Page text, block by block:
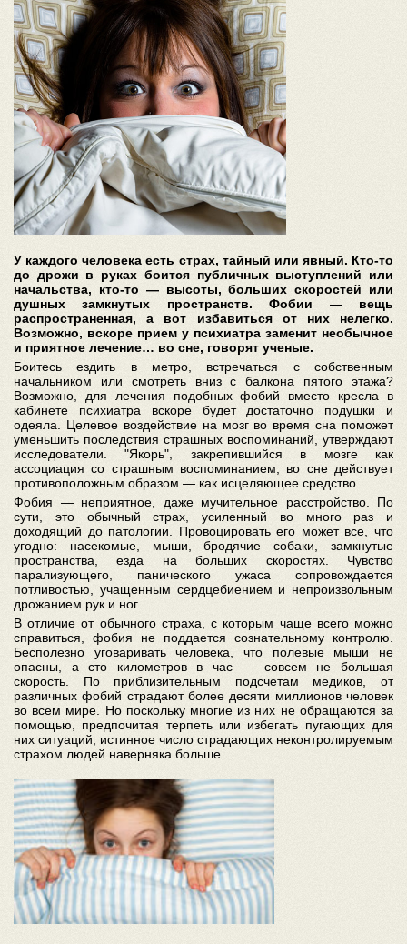
У каждого человека есть страх, тайный или явный. Кто-то
до дрожи в руках боится публичных выступлений или
начальства, кто-то — высоты, больших скоростей или
душных замкнутых пространств. Фобии — вещь
распространенная, а вот избавиться от них нелегко.
Возможно, вскоре прием у психиатра заменит необычное
и приятное лечение… во сне, говорят ученые.
Боитесь ездить в метро, встречаться с собственным
начальником или смотреть вниз с балкона пятого этажа?
Возможно, для лечения подобных фобий вместо кресла в
кабинете психиатра вскоре будет достаточно подушки и
одеяла. Целевое воздействие на мозг во время сна поможет
уменьшить последствия страшных воспоминаний, утверждают
исследователи. "Якорь", закрепившийся в мозге как
ассоциация со страшным воспоминанием, во сне действует
противоположным образом — как исцеляющее средство.
Фобия — неприятное, даже мучительное расстройство. По
сути, это обычный страх, усиленный во много раз и
доходящий до патологии. Провоцировать его может все, что
угодно: насекомые, мыши, бродячие собаки, замкнутые
пространства, езда на больших скоростях. Чувство
парализующего, панического ужаса сопровождается
потливостью, учащенным сердцебиением и непроизвольным
дрожанием рук и ног.
В отличие от обычного страха, с которым чаще всего можно
справиться, фобия не поддается сознательному контролю.
Бесполезно уговаривать человека, что полевые мыши не
опасны, а сто километров в час — совсем не большая
скорость. По приблизительным подсчетам медиков, от
различных фобий страдают более десяти миллионов человек
во всем мире. Но поскольку многие из них не обращаются за
помощью, предпочитая терпеть или избегать пугающих для
них ситуаций, истинное число страдающих неконтролируемым
страхом людей наверняка больше.